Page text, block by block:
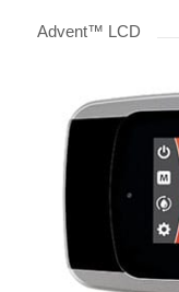
Advent™ LCD